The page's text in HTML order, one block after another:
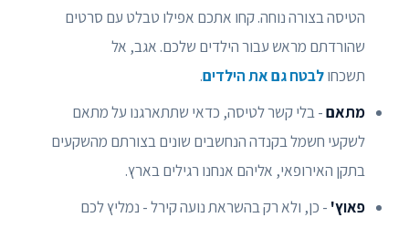
הטיסה בצורה נוחה. קחו אתכם אפילו טבלט עם סרטים
שהורדתם מראש עבור הילדים שלכם. אגב, אל
תשכחולבטח גם את הילדים.
מתאם- בלי קשר לטיסה, כדאי שתתארגנו על מתאם
לשקעי חשמל בקנדה הנחשבים שונים בצורתם מהשקעים
בתקן האירופאי, אליהם אנחנו רגילים בארץ.
פאוץ' - כן, ולא רק בהשראת נועה קירל - נמליץ לכם